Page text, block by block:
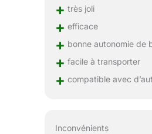
+ très joli
+ efficace
+ bonne autonomie de
+ facile à transporter
+ compatible avec
Inconvénients